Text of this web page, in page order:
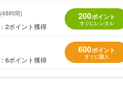
(48時間)
：2ポイント獲得
200ポイント
すぐにレンタル
：6ポイント獲得
600ポイント
すぐに購入